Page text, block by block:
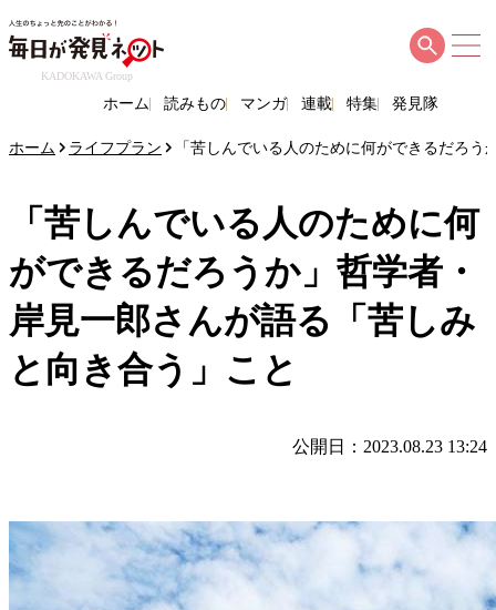
KADOKAWA Group
ホーム 読みもの マンガ 連載 特集 発見隊
ホーム ライフプラン 「苦しんでいる人のために何ができるだろ
「苦しんでいる人のために何
ができるだろうか」哲学者・
岸見一郎さんが語る「苦しみ
と向き合う」こと
公開日：2023.08.23 13:24